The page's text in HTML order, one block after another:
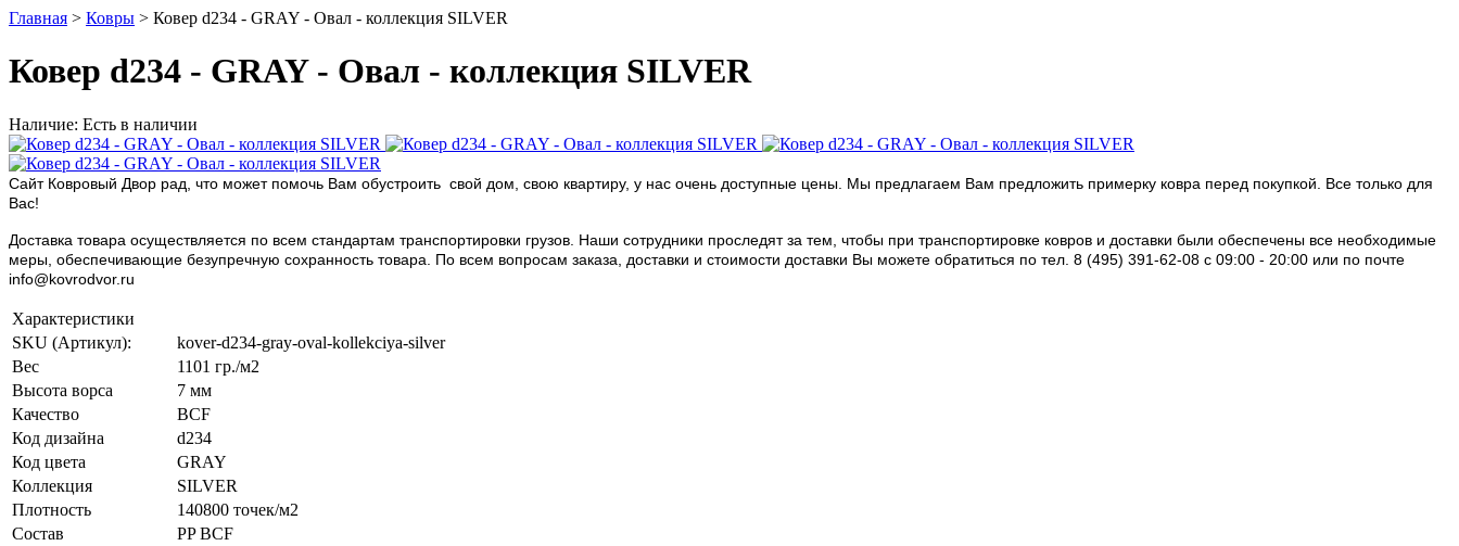
Главная > Ковры > Ковер d234 - GRAY - Овал - коллекция SILVER
Ковер d234 - GRAY - Овал - коллекция SILVER
Наличие: Есть в наличии
Сайт Ковровый Двор рад, что может помочь Вам обустроить свой дом, свою квартиру, у нас очень доступные цены. Мы предлагаем Вам предложить примерку ковра перед покупкой. Все только для
Вас!
Доставка товара осуществляется по всем стандартам транспортировки грузов. Наши сотрудники проследят за тем, чтобы при транспортировке ковров и доставки были обеспечены все необходимые
меры, обеспечивающие безупречную сохранность товара. По всем вопросам заказа, доставки и стоимости доставки Вы можете обратиться по тел. 8 (495) 391-62-08 c 09:00 - 20:00 или по почте
info@kovrodvor.ru
Характеристики
SKU (Артикул):
kover-d234-gray-oval-kollekciya-silver
Вес
1101 гр./м2
Высота ворса
7 мм
Качество
BCF
Код дизайна
d234
Код цвета
GRAY
Коллекция
SILVER
Плотность
140800 точек/м2
Состав
PP BCF